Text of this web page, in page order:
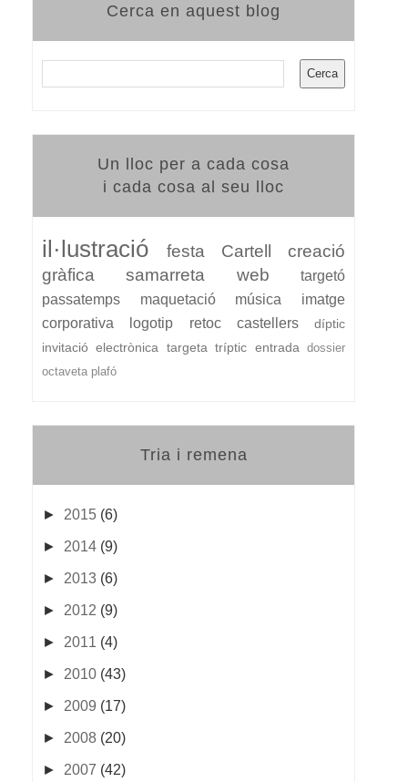
Cerca en aquest blog
Un lloc per a cada cosa
i cada cosa al seu lloc
il·lustració festa Cartell creació
gràficasamarreta webtargetó
passatemps maquetació música imatge
corporativa
logotip retoc castellers díptic
invitació electrònica targetatríptic entradadossier
octaveta plafó
Tria i remena
► 2015 (6)
► 2014 (9)
► 2013 (6)
► 2012 (9)
► 2011 (4)
► 2010 (43)
► 2009 (17)
► 2008 (20)
► 2007 (42)